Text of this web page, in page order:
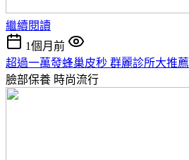
繼續閱讀
1個月前
超過一萬發蜂巢皮秒 群麗診所大推薦
臉部保養 時尚流行